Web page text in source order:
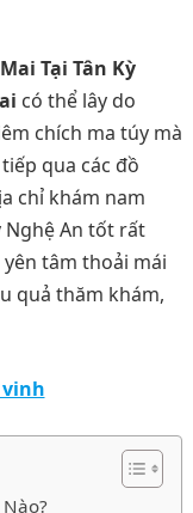
Tại Tân Kỳ
có thể lây do
chích ma túy mà
qua các đồ
chỉ khám nam
Nghệ An tốt rất
tâm thoải mái
quả thăm khám,